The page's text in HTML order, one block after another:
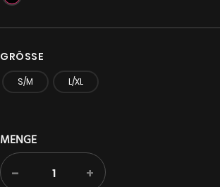
GRÖSSE
S/M L/XL
MENGE
- +